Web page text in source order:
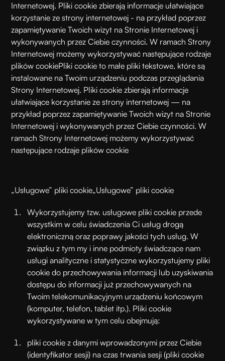
Internetowej. Pliki cookie zbierają informacje ułatwiające
korzystanie ze strony internetowej - na przykład poprzez
zapamiętywanie Twoich wizyt na Stronie Internetowej i
wykonywanych przez Ciebie czynności. W ramach Strony
Internetowej możemy wykorzystywać następujące rodzaje
plików cookiePliki cookie to małe pliki tekstowe, które są
instalowane na Twoim urządzeniu podczas przeglądania
Strony Internetowej. Pliki cookie zbierają informacje
ułatwiające korzystanie ze strony internetowej — na
przykład poprzez zapamiętywanie Twoich wizyt na Stronie
Internetowej i wykonywanych przez Ciebie czynności. W
ramach Strony Internetowej możemy wykorzystywać
następujące rodzaje plików cookie
„Usługowe” pliki cookie„Usługowe” pliki cookie
Wykorzystujemy tzw. usługowe pliki cookie przede
wszystkim w celu świadczenia Ci usług drogą
elektroniczną oraz poprawy jakości tych usług. W
związku z tym my i inne podmioty świadczące nam
usługi analityczne i statystyczne wykorzystujemy pliki
cookie do przechowywania informacji lub uzyskiwania
dostępu do informacji już przechowywanych na
Twoim telekomunikacyjnym urządzeniu końcowym
(komputer, telefon, tablet itp.). Pliki cookie
wykorzystywane w tym celu obejmują:
pliki cookie z danymi wprowadzonymi przez Ciebie
(identyfikator sesji) na czas trwania sesji (pliki cookie